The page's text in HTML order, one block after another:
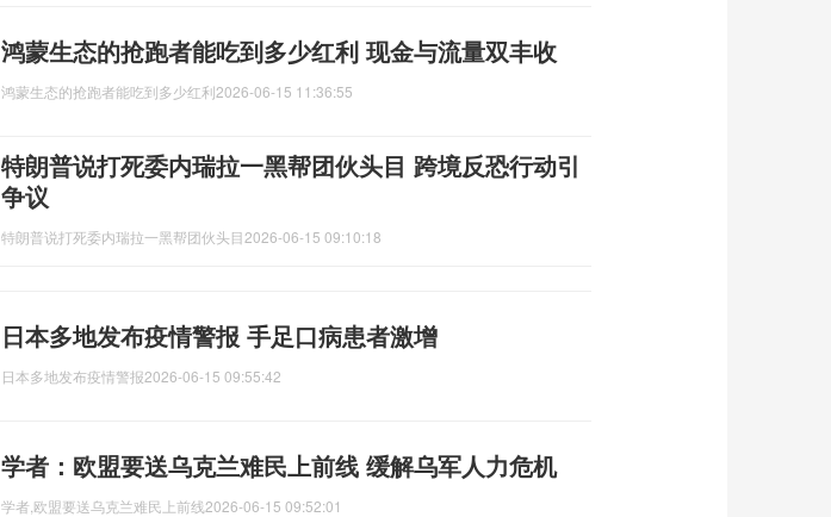
鸿蒙生态的抢跑者能吃到多少红利 现金与流量双丰收
鸿蒙生态的抢跑者能吃到多少红利2026-06-15 11:36:55
特朗普说打死委内瑞拉一黑帮团伙头目 跨境反恐行动引
争议
特朗普说打死委内瑞拉一黑帮团伙头目2026-06-15 09:10:18
日本多地发布疫情警报 手足口病患者激增
日本多地发布疫情警报2026-06-15 09:55:42
学者：欧盟要送乌克兰难民上前线 缓解乌军人力危机
学者,欧盟要送乌克兰难民上前线2026-06-15 09:52:01